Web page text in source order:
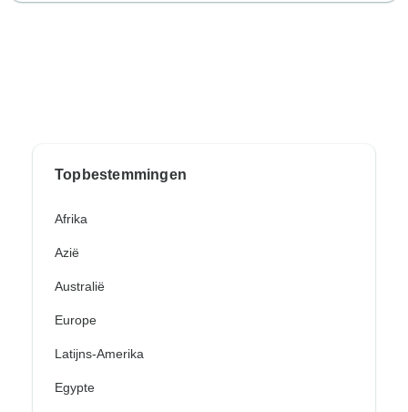
Topbestemmingen
Afrika
Azië
Australië
Europe
Latijns-Amerika
Egypte